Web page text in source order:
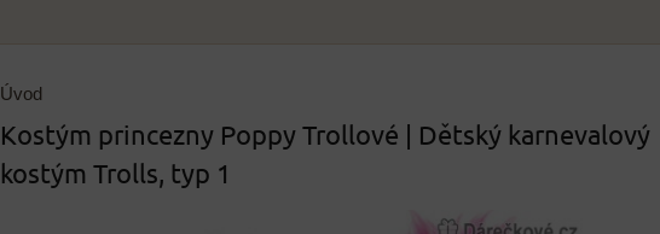
Úvod
Kostým princezny Poppy Trollové | Dětský karnevalový
kostým Trolls, typ 1